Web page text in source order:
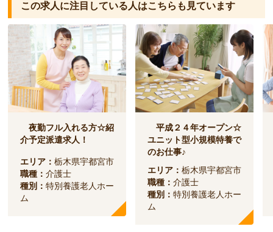
この求人に注目している人はこちらも見ています
夜勤フル入れる方☆紹
介予定派遣求人！
エリア：栃木県宇都宮市
職種：介護士
種別：特別養護老人ホー
ム
平成２４年オープン☆
ユニット型小規模特養で
のお仕事♪
エリア：栃木県宇都宮市
職種：介護士
種別：特別養護老人ホー
ム